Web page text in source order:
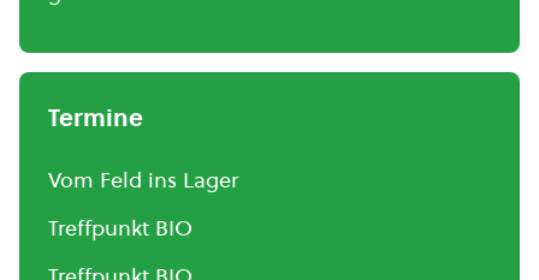
Termine
Vom Feld ins Lager
Treffpunkt BIO